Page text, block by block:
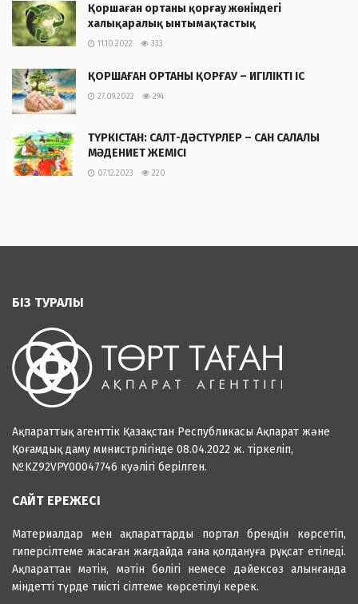
Қоршаған ортаны қорғау жөніндегі
халықаралық ынтымақтастық
11.10.2022 333
ҚОРШАҒАН ОРТАНЫ ҚОРҒАУ – ИГІЛІКТІ ІС
27.09.2022 294
ТҮРКІСТАН: САЛТ-ДӘСТҮРЛЕР – САН САЛАЛЫ
МӘДЕНИЕТ ЖЕМІСІ
07.12.2023 220
БІЗ ТУРАЛЫ
Ақпараттық агенттік Қазақстан Республикасы Ақпарат және
Қоғамдық даму министрлігінде 08.04.2022 ж. тіркеліп,
№KZ92VPY00047746 куәлігі берілген.
САЙТ ЕРЕЖЕСІ
Материалдар мен ақпараттарды портал брендін көрсетіп,
гиперсілтеме жасаған жағдайда ғана қолдануға рұқсат етіледі.
Ақпараттан мәтін, мәтін бөлігі немесе дәйексөз алынғанда
міндетті түрде тиісті сілтеме көрсетілуі керек.